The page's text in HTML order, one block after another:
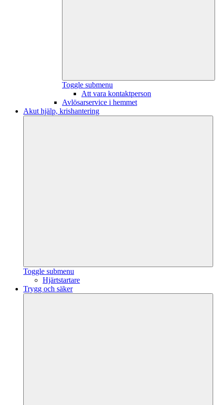
Toggle submenu
Att vara kontaktperson
Avlösarservice i hemmet
Akut hjälp, krishantering
Toggle submenu
Hjärtstartare
Trygg och säker